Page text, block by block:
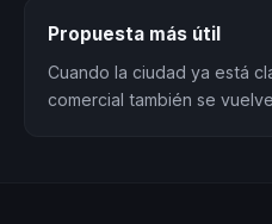
Propuesta más útil
Cuando la ciudad ya está
comercial también se